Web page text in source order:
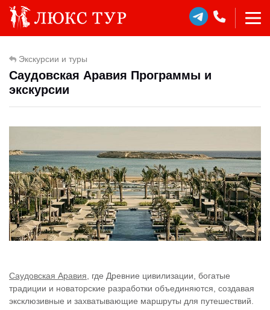
Экскурсии и туры
Саудовская Аравия Программы и
экскурсии
Саудовская Аравия , где Древние цивилизации, богатые
традиции и новаторские разработки объединяются, создавая
эксклюзивные и захватывающие маршруты для путешествий.